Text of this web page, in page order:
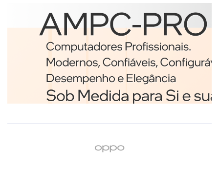
Etiquetas
Brother BCS-1J074102-121
etiqueta para impressão
Branco
€98,75